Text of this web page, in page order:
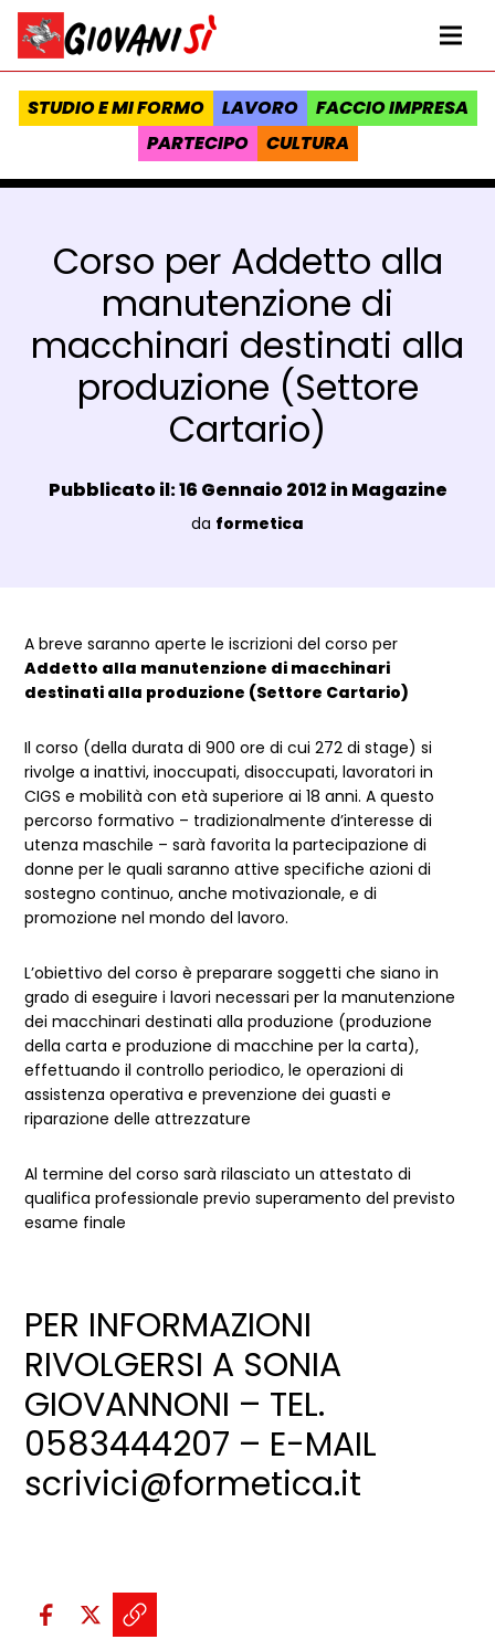
Vai al contenuto
Homepage Giovanisì - Progetto della Regione Toscana
STUDIO E MI FORMO LAVORO
FACCIO IMPRESA
PARTECIPO
CULTURA
Corso per Addetto alla
manutenzione di
macchinari destinati alla
produzione (Settore
Cartario)
Data e ora:
Pubblicato il: 16 Gennaio 2012 inMagazine
Luogo:
da formetica
Dettagli Post Magazine
A breve saranno aperte le iscrizioni del corso per
Addetto alla manutenzione di macchinari
destinati alla produzione (Settore Cartario)
Il corso (della durata di 900 ore di cui 272 di stage) si
rivolge a inattivi, inoccupati, disoccupati, lavoratori in
CIGS e mobilità con età superiore ai 18 anni. A questo
percorso formativo – tradizionalmente d’interesse di
utenza maschile – sarà favorita la partecipazione di
donne per le quali saranno attive specifiche azioni di
sostegno continuo, anche motivazionale, e di
promozione nel mondo del lavoro.
L’obiettivo del corso è preparare soggetti che siano in
grado di eseguire i lavori necessari per la manutenzione
dei macchinari destinati alla produzione (produzione
della carta e produzione di macchine per la carta),
effettuando il controllo periodico, le operazioni di
assistenza operativa e prevenzione dei guasti e
riparazione delle attrezzature
Al termine del corso sarà rilasciato un attestato di
qualifica professionale previo superamento del previsto
esame finale
PER INFORMAZIONI
RIVOLGERSI A SONIA
GIOVANNONI – TEL.
0583444207 – E-MAIL
scrivici@formetica.it
Condividi sui social:
Condividi su Facebook - apre
Condividi su X - apre una
Copia il link e condividi -